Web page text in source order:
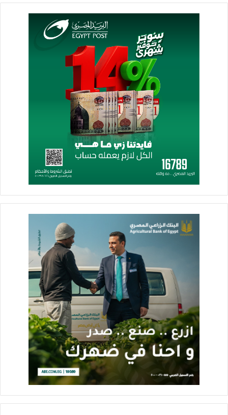
ومن هذا المنطلق، فقد قامت الأكاديمية خلال الفترة الماضية
باستقبال العديد من الزيارات الميدانية لطلبة وطالبات الجامعات
والمعاهد الهندسية العليا مثل زيارة طلبة “كلية الهندسة بجامعة
القاهرة”، و”كلية الهندسة بجامعة أكتوبر للعلوم الحديثة والأداب ”
و”المعهد العالى للهندسة والتكنولوجيا بالمنيا، حيث تم تقديم شرحا
كاملا فى مجال تشغيل وصيانة أجهزة الطيران التمثيلى المختلفة.
كما استقبلت الأكاديمية أيضاً العديد من الزيارات الميدانية لطلبة
كليات ومعاهد السياحة والفنادق مثل “كلية السياحة والفنادق –
جامعة مدينة السادات” والمعهد المصرى العالى للسياحة والفنادق
بشيراتون” و”المعهد العالى للسياحة والفنادق- إيجوث ” و”المعهد
العالى للسياحة والفنادق بمدينة بدر”، هذا بالإضافة إلي طلبة كليات
الإعلام واللغات مثل “كلية الإعلام – جامعة المنوفية”‘.
وخلال هذه الجولات التعريفية، تم تقديم شرحًا وافيًا لكافة البرامج
التدريبية المتخصصة التى تقدمها الأكاديمية فى شتى المجالات داخل
فصولها التدريبية المتطورة مثل مجالات الأسعار وحجز تذاكر
الطيران، تأهيل المضيف الجوى، وغيرها من الدورات التدريبية
الأخري التي تساعد على تنمية مهاراتهم الشخصية مثل دورات خدمة
العملاء، مهارات العلاقات العامة، مهارات التواصل، مهارات التفاوض،
مهارات إجتياز المقابلات الشخصية، مهارات الحاسب الألى واللغات؛
وغيرها من الدورات التى تتناسب مع دراستهم وطموحاتهم
المستقبلية.